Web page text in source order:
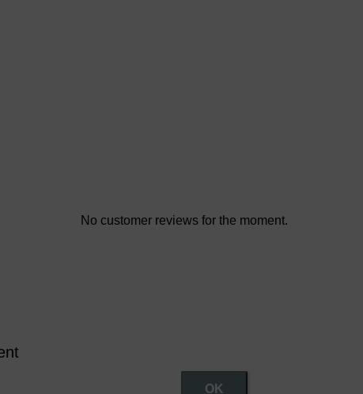
No customer reviews for the moment.
OK